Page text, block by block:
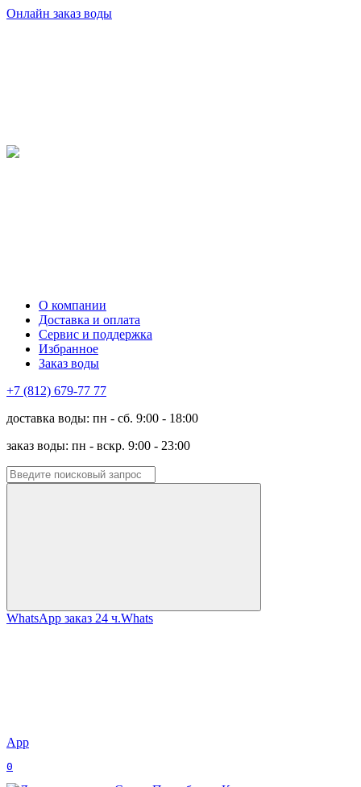
Онлайн заказ воды
О компании
Доставка и оплата
Сервис и поддержка
Избранное
Заказ воды
+7 (812) 679-77 77
доставка воды: пн - сб. 9:00 - 18:00
заказ воды: пн - вскр. 9:00 - 23:00
WhatsApp заказ 24 ч.Whats
App
0